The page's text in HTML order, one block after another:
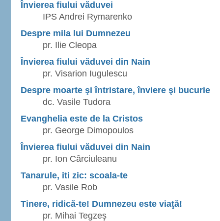
Învierea fiului văduvei
IPS Andrei Rymarenko
Despre mila lui Dumnezeu
pr. Ilie Cleopa
Învierea fiului văduvei din Nain
pr. Visarion Iugulescu
Despre moarte şi întristare, înviere şi bucurie
dc. Vasile Tudora
Evanghelia este de la Cristos
pr. George Dimopoulos
Învierea fiului văduvei din Nain
pr. Ion Cârciuleanu
Tanarule, iti zic: scoala-te
pr. Vasile Rob
Tinere, ridică-te! Dumnezeu este viaţă!
pr. Mihai Tegzeş